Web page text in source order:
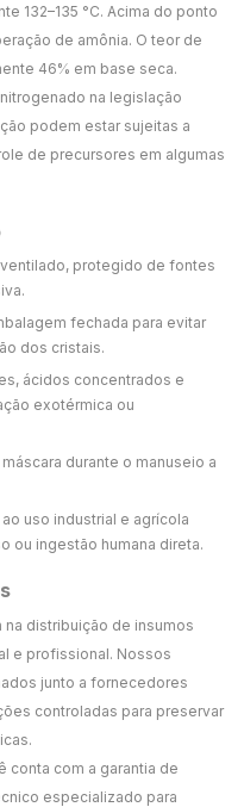
132–135 °C. Acima do ponto
de amônia. O teor de
46% em base seca.
na legislação
podem estar sujeitas a
de precursores em algumas
protegido de fontes
fechada para evitar
dos cristais.
ácidos concentrados e
exotérmica ou
durante o manuseio a
uso industrial e agrícola
ou ingestão humana direta.
na distribuição de insumos
e profissional. Nossos
junto a fornecedores
controladas para preservar
conta com a garantia de
especializado para